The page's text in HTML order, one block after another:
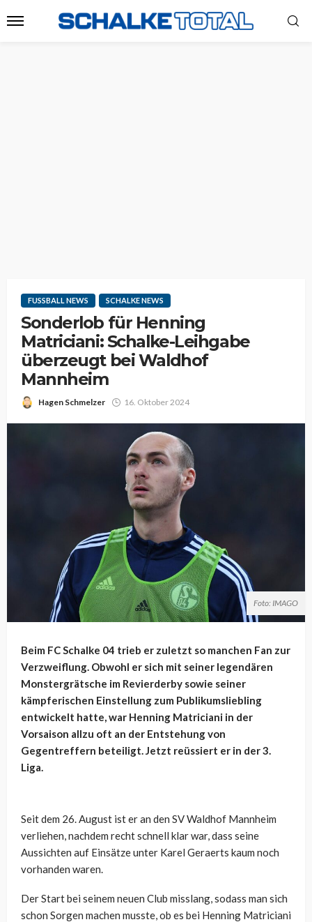
FUSSBALL NEWS SCHALKE NEWS
Sonderlob für Henning
Matriciani: Schalke-Leihgabe
überzeugt bei Waldhof
Mannheim
Hagen Schmelzer 16. Oktober 2024
Foto: IMAGO
Beim FC Schalke 04 trieb er zuletzt so manchen Fan zur
Verzweiflung. Obwohl er sich mit seiner legendären
Monstergrätsche im Revierderby sowie seiner
kämpferischen Einstellung zum Publikumsliebling
entwickelt hatte, war Henning Matriciani in der
Vorsaison allzu oft an der Entstehung von
Gegentreffern beteiligt. Jetzt reüssiert er in der 3.
Liga.
Seit dem 26. August ist er an den SV Waldhof Mannheim
verliehen, nachdem recht schnell klar war, dass seine
Aussichten auf Einsätze unter Karel Geraerts kaum noch
vorhanden waren.
Der Start bei seinem neuen Club misslang, sodass man sich
schon Sorgen machen musste, ob es bei Henning Matriciani